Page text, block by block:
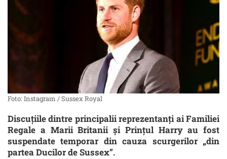
Foto: Instagram / Sussex Royal
Discuțiile dintre principalii reprezentanți ai Familiei
Regale a Marii Britanii și Prințul Harry au fost
suspendate temporar din cauza scurgerilor „din
partea Ducilor de Sussex”.